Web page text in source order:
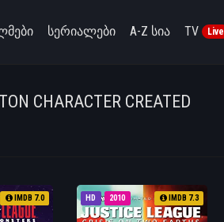
სერიალები A-Z სია TV Live
CHARACTER CREATED
IMDB 7.0 HD 2010 IMDB 7.3